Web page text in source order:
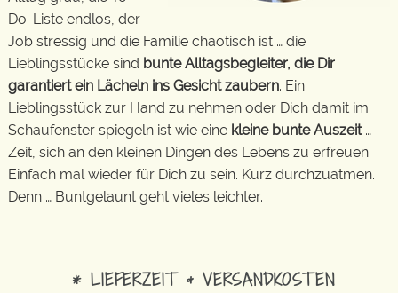
Do-Liste endlos, der
Job stressig und die Familie chaotisch ist … die
Lieblingsstücke sind bunte Alltagsbegleiter, die Dir
garantiert ein Lächeln ins Gesicht zaubern. Ein
Lieblingsstück zur Hand zu nehmen oder Dich damit im
Schaufenster spiegeln ist wie eine kleine bunte Auszeit…
Zeit, sich an den kleinen Dingen des Lebens zu erfreuen.
Einfach mal wieder für Dich zu sein. Kurz durchzuatmen.
Denn … Buntgelaunt geht vieles leichter.
* LIEFERZEIT & VERSANDKOSTEN